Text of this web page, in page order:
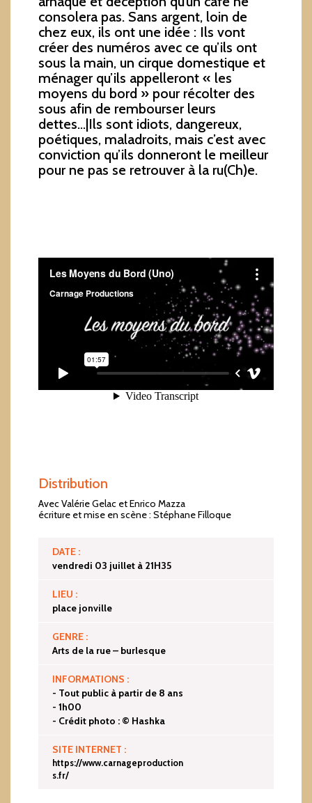
consolera pas. Sans argent, loin de
chez eux, ils ont une idée : Ils vont
créer des numéros avec ce qu’ils ont
sous la main, un cirque domestique et
ménager qu’ils appelleront « les
moyens du bord » pour récolter des
sous afin de rembourser leurs
dettes…|Ils sont idiots, dangereux,
poétiques, maladroits, mais c’est avec
conviction qu’ils donneront le meilleur
pour ne pas se retrouver à la ru(Ch)e.
Distribution
Avec Valérie Gelac et Enrico Mazza
écriture et mise en scène : Stéphane Filloque
DATE :
vendredi 03 juillet à 21H35
LIEU :
place jonville
GENRE :
Arts de la rue – burlesque
INFORMATIONS :
- Tout public à partir de 8 ans
- 1h00
- Crédit photo : © Hashka
SITE INTERNET :
https://www.carnageproduction
s.fr/